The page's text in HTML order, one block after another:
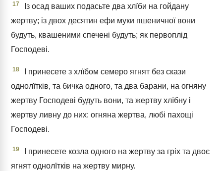
17
Із осад ваших подасьте два хлїби на гойдану
жертву; із двох десятин ефи муки пшеничної вони
будуть, квашеними спечені будуть; як первоплід
Господеві.
18
І принесете з хлїбом семеро ягнят без скази
однолїтків, та бичка одного, та два барани, на огняну
жертву Господеві будуть вони, та жертву хлїбну і
жертву ливну до них: огняна жертва, любі пахощі
Господеві.
19
І принесете козла одного на жертву за гріх та двоє
ягнят однолїтків на жертву мирну.